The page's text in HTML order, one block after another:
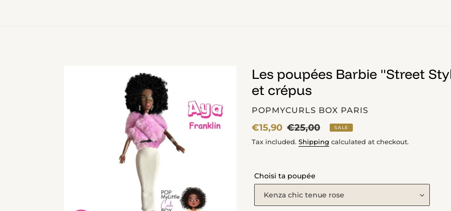
Les poupées Barbie "Street
et crépus
VENDOR
POPMYCURLS BOX PARIS
Sale
price
€15,90 Regular
price
€25,00 SALE
Tax included.Shipping calculated at checkout.
Choisi ta poupée